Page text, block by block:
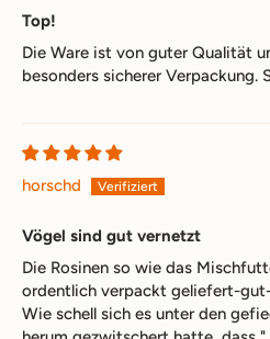
Top!
Die Ware ist von guter Qualität
besonders sicherer Verpackung.
horschd
Vögel sind gut vernetzt
Die Rosinen so wie das
ordentlich verpackt geliefert-
Wie schell sich es unter den